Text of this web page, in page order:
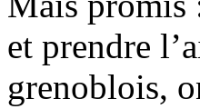
et prendre
grenoblois,